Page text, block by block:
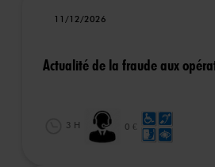
11/12/2026
Actualité de la fraude aux
3 H 0 €